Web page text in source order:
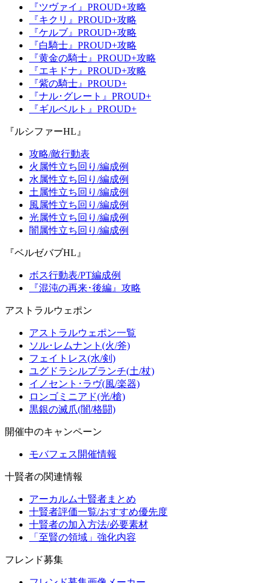
『ツヴァイ』PROUD+攻略
『キクリ』PROUD+攻略
『ケルブ』PROUD+攻略
『白騎士』PROUD+攻略
『黄金の騎士』PROUD+攻略
『エキドナ』PROUD+攻略
『紫の騎士』PROUD+
『ナル･グレート』PROUD+
『ギルベルト』PROUD+
『ルシファーHL』
攻略/敵行動表
火属性立ち回り/編成例
水属性立ち回り/編成例
土属性立ち回り/編成例
風属性立ち回り/編成例
光属性立ち回り/編成例
闇属性立ち回り/編成例
『ベルゼバブHL』
ボス行動表/PT編成例
『混沌の再来･後編』攻略
アストラルウェポン
アストラルウェポン一覧
ソル･レムナント(火/斧)
フェイトレス(水/剣)
ユグドラシルブランチ(土/杖)
イノセント･ラヴ(風/楽器)
ロンゴミニアド(光/槍)
黒銀の滅爪(闇/格闘)
開催中のキャンペーン
モバフェス開催情報
十賢者の関連情報
アーカルム十賢者まとめ
十賢者評価一覧/おすすめ優先度
十賢者の加入方法/必要素材
「至賢の領域」強化内容
フレンド募集